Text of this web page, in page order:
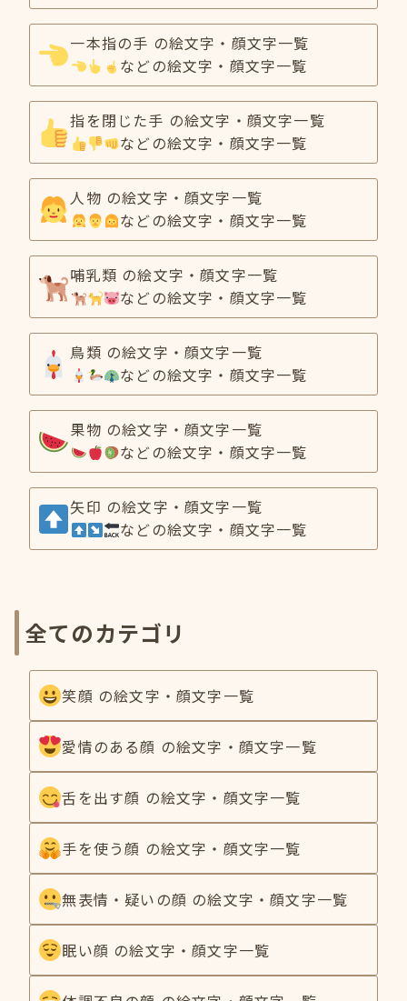
一本指の手 の絵文字・顔文字一覧
などの絵文字・顔文字一覧
指を閉じた手 の絵文字・顔文字一覧
などの絵文字・顔文字一覧
人物 の絵文字・顔文字一覧
などの絵文字・顔文字一覧
哺乳類 の絵文字・顔文字一覧
などの絵文字・顔文字一覧
鳥類 の絵文字・顔文字一覧
などの絵文字・顔文字一覧
果物 の絵文字・顔文字一覧
などの絵文字・顔文字一覧
矢印 の絵文字・顔文字一覧
などの絵文字・顔文字一覧
全てのカテゴリ
笑顔 の絵文字・顔文字一覧
愛情のある顔 の絵文字・顔文字一覧
舌を出す顔 の絵文字・顔文字一覧
手を使う顔 の絵文字・顔文字一覧
無表情・疑いの顔 の絵文字・顔文字一覧
眠い顔 の絵文字・顔文字一覧